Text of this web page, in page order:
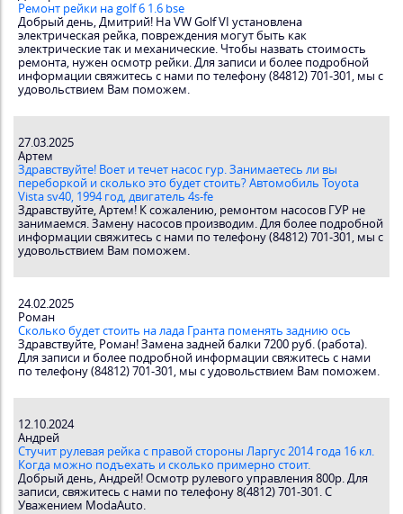
Ремонт рейки на golf 6 1.6 bse
Добрый день, Дмитрий! На VW Golf VI установлена
электрическая рейка, повреждения могут быть как
электрические так и механические. Чтобы назвать стоимость
ремонта, нужен осмотр рейки. Для записи и более подробной
информации свяжитесь с нами по телефону (84812) 701-301, мы с
удовольствием Вам поможем.
27.03.2025
Артем
Здравствуйте! Воет и течет насос гур. Занимаетесь ли вы
переборкой и сколько это будет стоить? Автомобиль Toyota
Vista sv40, 1994 год, двигатель 4s-fe
Здравствуйте, Артем! К сожалению, ремонтом насосов ГУР не
занимаемся. Замену насосов производим. Для более подробной
информации свяжитесь с нами по телефону (84812) 701-301, мы с
удовольствием Вам поможем.
24.02.2025
Роман
Сколько будет стоить на лада Гранта поменять заднию ось
Здравствуйте, Роман! Замена задней балки 7200 руб. (работа).
Для записи и более подробной информации свяжитесь с нами
по телефону (84812) 701-301, мы с удовольствием Вам поможем.
12.10.2024
Андрей
Стучит рулевая рейка с правой стороны Ларгус 2014 года 16 кл.
Когда можно подъехать и сколько примерно стоит.
Добрый день, Андрей! Осмотр рулевого управления 800р. Для
записи, свяжитесь с нами по телефону 8(4812) 701-301. С
Уважением ModaAuto.